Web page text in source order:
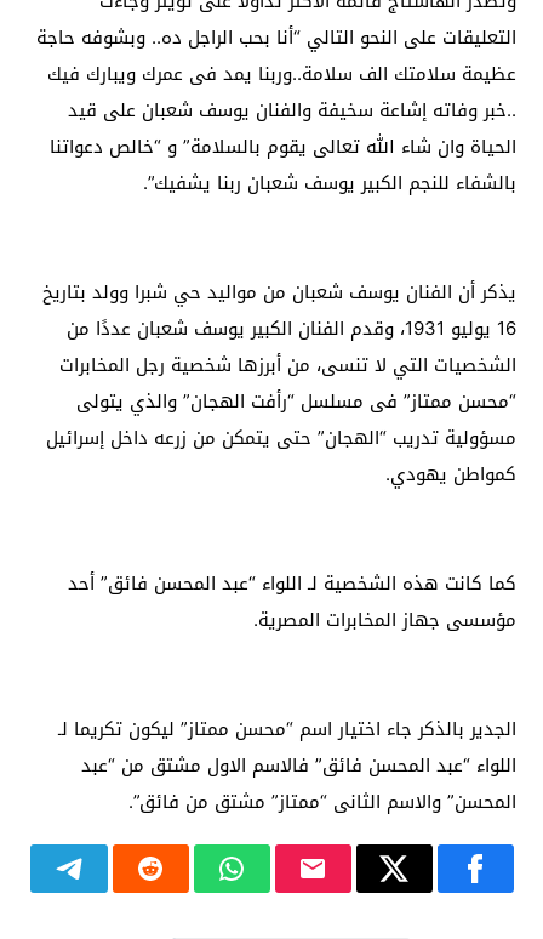
التعليقات على النحو التالي “‏أنا بحب الراجل ده.. وبشوفه حاجة
عظيمة سلامتك الف سلامة..وربنا يمد فى عمرك ويبارك فيك
..خبر وفاته إشاعة سخيفة والفنان يوسف شعبان على قيد
الحياة وان شاء الله تعالى يقوم بالسلامة” و “خالص دعواتنا
بالشفاء للنجم الكبير يوسف شعبان ربنا يشفيك”.
يذكر أن الفنان يوسف شعبان من مواليد حي شبرا وولد بتاريخ
16 يوليو 1931، وقدم الفنان الكبير يوسف شعبان عددًا من
الشخصيات التي لا تنسى، من أبرزها شخصية رجل المخابرات
“محسن ممتاز” فى مسلسل “رأفت الهجان” والذي يتولى
مسؤولية تدريب “الهجان” حتى يتمكن من زرعه داخل إسرائيل
كمواطن يهودي.
كما كانت هذه الشخصية لـ اللواء “عبد المحسن فائق” أحد
مؤسسى جهاز المخابرات المصرية.
الجدير بالذكر جاء اختيار اسم “محسن ممتاز” ليكون تكريما لـ
اللواء “عبد المحسن فائق” فالاسم الاول مشتق من “عبد
المحسن” والاسم الثانى “ممتاز” مشتق من فائق”.